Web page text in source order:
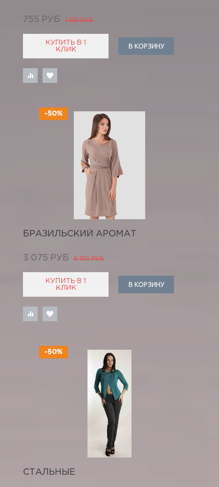
755 РУБ 1 510 РУБ
КУПИТЬ В 1
КЛИК
В КОРЗИНУ
-50%
БРАЗИЛЬСКИЙ АРОМАТ
3 075 РУБ 6 150 РУБ
КУПИТЬ В 1
КЛИК
В КОРЗИНУ
-50%
СТАЛЬНЫЕ